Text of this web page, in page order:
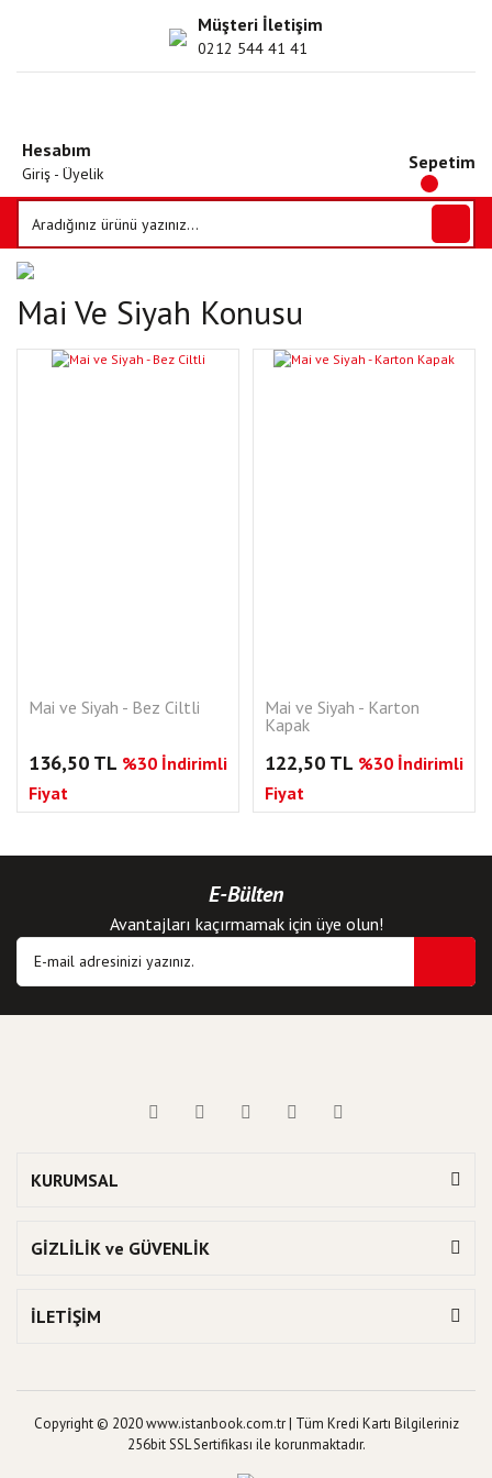
Müşteri İletişim
0212 544 41 41
Hesabım
Giriş - Üyelik
Sepetim
Mai Ve Siyah Konusu
Mai ve Siyah - Bez Ciltli
136,50 TL %30 İndirimli
Fiyat
Mai ve Siyah - Karton
Kapak
122,50 TL %30 İndirimli
Fiyat
E-Bülten
Avantajları kaçırmamak için üye olun!
KURUMSAL
GİZLİLİK ve GÜVENLİK
İLETİŞİM
Copyright © 2020 www.istanbook.com.tr | Tüm Kredi Kartı Bilgileriniz
256bit SSL Sertifikası ile korunmaktadır.